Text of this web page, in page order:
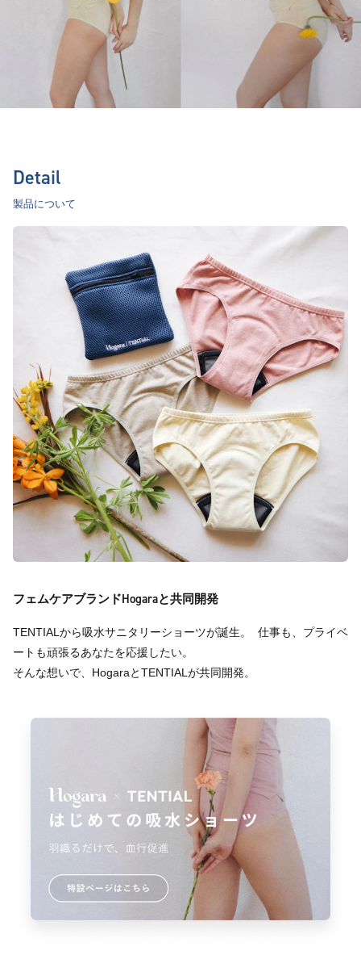
Detail
製品について
フェムケアブランドHogaraと共同開発
TENTIALから吸水サニタリーショーツが誕生。 仕事も、プライベ
ートも頑張るあなたを応援したい。
そんな想いで、HogaraとTENTIALが共同開発。